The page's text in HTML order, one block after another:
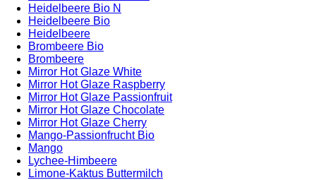
Heidelbeere Bio N
Heidelbeere Bio
Heidelbeere
Brombeere Bio
Brombeere
Mirror Hot Glaze White
Mirror Hot Glaze Raspberry
Mirror Hot Glaze Passionfruit
Mirror Hot Glaze Chocolate
Mirror Hot Glaze Cherry
Mango-Passionfrucht Bio
Mango
Lychee-Himbeere
Limone-Kaktus Buttermilch